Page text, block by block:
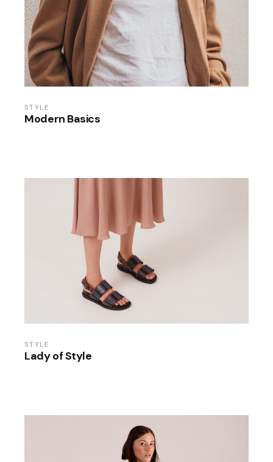
STYLE
Modern Basics
STYLE
Lady of Style